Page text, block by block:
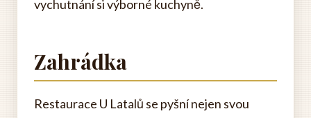
vychutnání si výborné kuchyně.
Zahrádka
Restaurace U Latalů se pyšní nejen svou